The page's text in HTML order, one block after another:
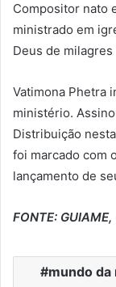
Compositor nato
ministrado em
Deus de
Vatimona Phetra
ministério.
Distribuição
foi marcado com
lançamento de
FONTE:
mundo da